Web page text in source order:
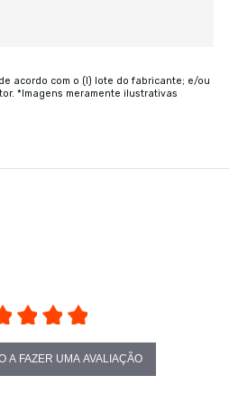
acordo com o (I) lote do fabricante; e/ou
*Imagens meramente ilustrativas
A FAZER UMA AVALIAÇÃO